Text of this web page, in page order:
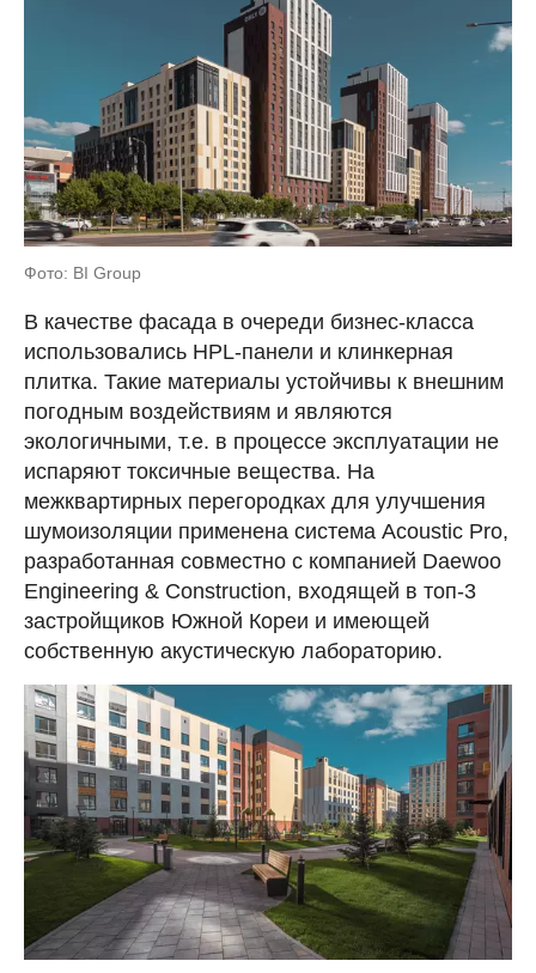
Фото: BI Group
В качестве фасада в очереди бизнес-класса
использовались HPL-панели и клинкерная
плитка. Такие материалы устойчивы к внешним
погодным воздействиям и являются
экологичными, т.е. в процессе эксплуатации не
испаряют токсичные вещества. На
межквартирных перегородках для улучшения
шумоизоляции применена система Acoustic Pro,
разработанная совместно с компанией Daewoo
Engineering & Construction, входящей в топ-3
застройщиков Южной Кореи и имеющей
собственную акустическую лабораторию.